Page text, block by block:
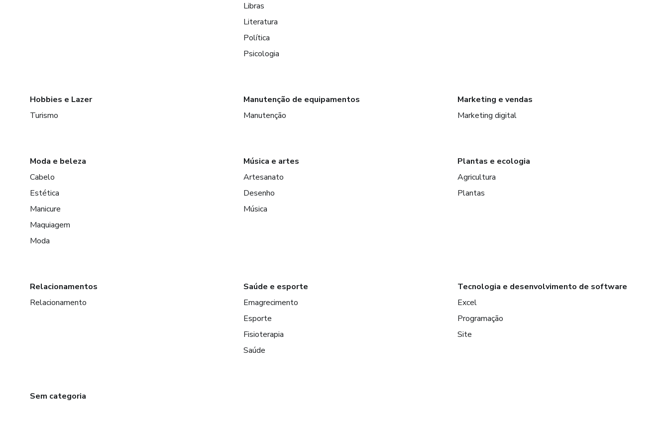
Libras
Literatura
Política
Psicologia
Hobbies e Lazer
Turismo
Manutenção de equipamentos
Manutenção
Marketing e vendas
Marketing digital
Moda e beleza
Cabelo
Estética
Manicure
Maquiagem
Moda
Música e artes
Artesanato
Desenho
Música
Plantas e ecologia
Agricultura
Plantas
Relacionamentos
Relacionamento
Saúde e esporte
Emagrecimento
Esporte
Fisioterapia
Saúde
Tecnologia e desenvolvimento de software
Excel
Programação
Site
Sem categoria